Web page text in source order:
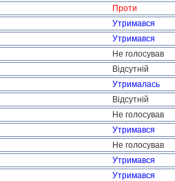
Проти
Утримався
Утримався
Не голосував
Відсутній
Утрималась
Відсутній
Не голосував
Утримався
Не голосував
Утримався
Утримався